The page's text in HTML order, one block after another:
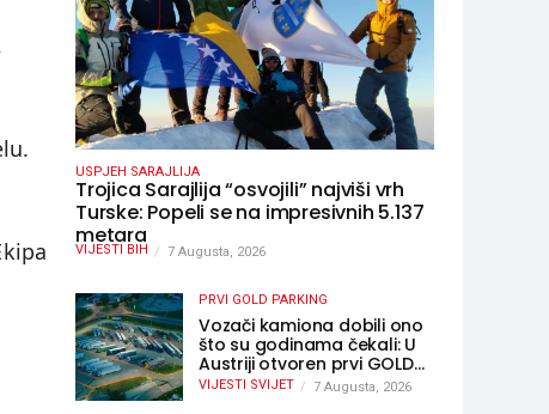
USPJEH SARAJLIJA
Trojica Sarajlija “osvojili” najviši vrh
Turske: Popeli se na impresivnih 5.137
metara
VIJESTI BIH 7 Augusta, 2026
PRVI GOLD PARKING
Vozači kamiona dobili ono
što su godinama čekali: U
Austriji otvoren prvi GOLD
sigurni parking
VIJESTI SVIJET 7 Augusta, 2026